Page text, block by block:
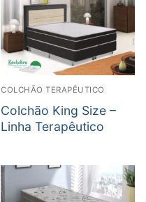
COLCHÃO TERAPÊUTICO
Colchão King Size –
Linha Terapêutico